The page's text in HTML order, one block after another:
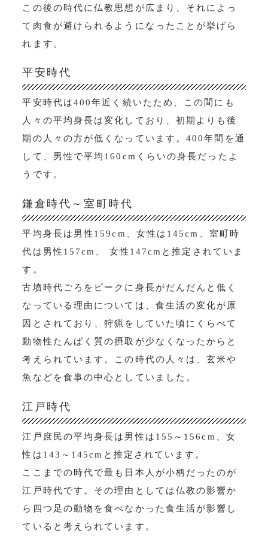
この後の時代に仏教思想が広まり、それによっ
て肉食が避けられるようになったことが挙げら
れます。
平安時代
平安時代は400年近く続いたため、この間にも
人々の平均身長は変化しており、初期よりも後
期の人々の方が低くなっています。400年間を通
して、男性で平均160cmくらいの身長だったよ
うです。
鎌倉時代～室町時代
平均身長は男性159cm、女性は145cm、室町時
代は男性157cm、 女性147cmと推定されていま
す。
古墳時代ごろをピークに身長がだんだんと低く
なっている理由については、食生活の変化が原
因とされており、狩猟をしていた頃にくらべて
動物性たんぱく質の摂取が少なくなったからと
考えられています。この時代の人々は、玄米や
魚などを食事の中心としていました。
江戸時代
江戸庶民の平均身長は男性は155～156cm、女
性は143～145cmと推定されています。
ここまでの時代で最も日本人が小柄だったのが
江戸時代です。その理由としては仏教の影響か
ら四つ足の動物を食べなかった食生活が影響し
ていると考えられています。